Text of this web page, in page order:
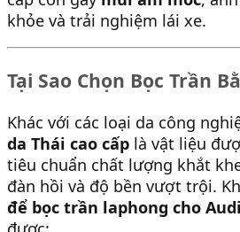
khỏe và trải nghiệm lái xe.
Tại Sao Chọn Bọc Trần
Khác với các loại da công
da Thái cao cấp là vật liệu
tiêu chuẩn chất lượng khắt
đàn hồi và độ bền vượt trội.
để bọc trần laphong cho